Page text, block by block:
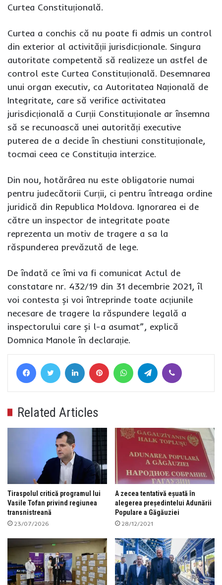
Curtea Constituțională.
Curtea a conchis că nu poate fi admis un control
din exterior al activității jurisdicționale. Singura
autoritate competentă să realizeze un astfel de
control este Curtea Constituțională. Desemnarea
unui organ executiv, ca Autoritatea Națională de
Integritate, care să verifice activitatea
jurisdicțională a Curții Constituționale ar însemna
să se recunoască unei autorități executive
puterea de a decide în chestiuni constituționale,
tocmai ceea ce Constituția interzice.
Din nou, hotărârea nu este obligatorie numai
pentru judecătorii Curții, ci pentru întreaga ordine
juridică din Republica Moldova. Ignorarea ei de
către un inspector de integritate poate
reprezenta un motiv de tragere a sa la
răspunderea prevăzută de lege.
De îndată ce îmi va fi comunicat Actul de
constatare nr. 432/19 din 31 decembrie 2021, îl
voi contesta și voi întreprinde toate acțiunile
necesare de tragere la răspundere legală a
inspectorului care și l-a asumat”, explică
Domnica Manole în declarație.
FacebookTwitter LinkedIn Pinterest WhatsAppTelegram
Related Articles
Tiraspolul critică programul lui
Vasile Tofan privind regiunea
transnistreană
23/07/2026
A zecea tentativă eșuată în
alegerea președintelui Adunării
Populare a Găgăuziei
28/12/2021